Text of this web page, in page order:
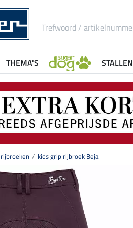
THEMA'S STALLEN
kids grip rijbroek Beja